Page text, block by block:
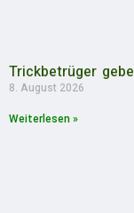
Trickbetrüger
8. August 2026
Weiterlesen »